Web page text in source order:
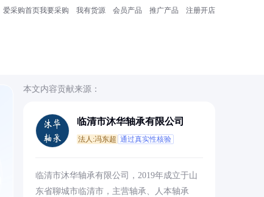
爱采购首页我要采购 我有货源 会员产品 推广产品 注册开店
本文内容贡献来源：
临清市沐华轴承有限公司
法人:冯东超 通过真实性核验
临清市沐华轴承有限公司，2019年成立于山
东省聊城市临清市，主营轴承、人本轴承